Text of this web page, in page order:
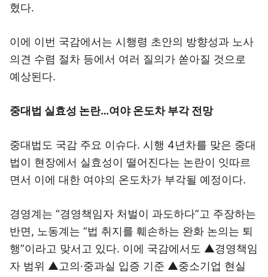
혔다.
이에 이번 국감에서는 시행령 초안의 방향성과 노사
의견 수렴 절차 등에서 여러 질의가 쏟아질 것으로
예상된다.
중대법 실효성 논란…여야 온도차 부각 전망
중대법도 국감 주요 이슈다. 시행 4년차를 맞은 중대
법이 현장에서 실효성이 떨어진다는 논란이 잇따르
면서 이에 대한 여야의 온도차가 부각될 예정이다.
경영계는 “경영책임자 처벌이 과도하다”고 주장하는
반면, 노동계는 “법 취지를 훼손하는 완화 논의는 퇴
행”이라고 맞서고 있다. 이에 국감에서도 ▲경영책임
자 범위 ▲고의·중과실 입증 기준 ▲중소기업 현실